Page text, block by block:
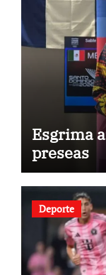
Esgrima
preseas
Deporte